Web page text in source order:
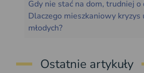
Gdy nie stać na dom, trudniej o
Dlaczego mieszkaniowy kryzys
młodych?
Ostatnie artykuły